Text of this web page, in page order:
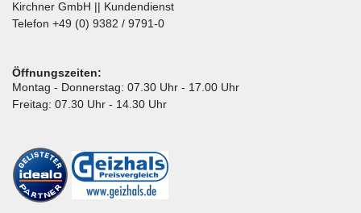
Kirchner GmbH || Kundendienst
Telefon +49 (0) 9382 / 9791-0
Öffnungszeiten:
Montag - Donnerstag: 07.30 Uhr - 17.00 Uhr
Freitag: 07.30 Uhr - 14.30 Uhr